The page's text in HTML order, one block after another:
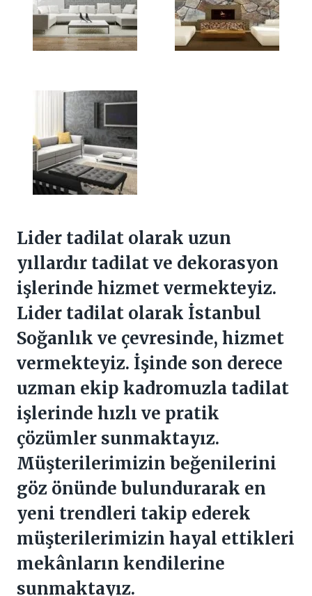
Lider tadilat olarak uzun
yıllardır tadilat ve dekorasyon
işlerinde hizmet vermekteyiz.
Lider tadilat olarak İstanbul
Soğanlık ve çevresinde, hizmet
vermekteyiz. İşinde son derece
uzman ekip kadromuzla tadilat
işlerinde hızlı ve pratik
çözümler sunmaktayız.
Müşterilerimizin beğenilerini
göz önünde bulundurarak en
yeni trendleri takip ederek
müşterilerimizin hayal ettikleri
mekânların kendilerine
sunmaktayız.